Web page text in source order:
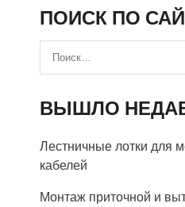
ПОИСК ПО
ВЫШЛО
Лестничные лотки для
кабелей
Монтаж приточной и